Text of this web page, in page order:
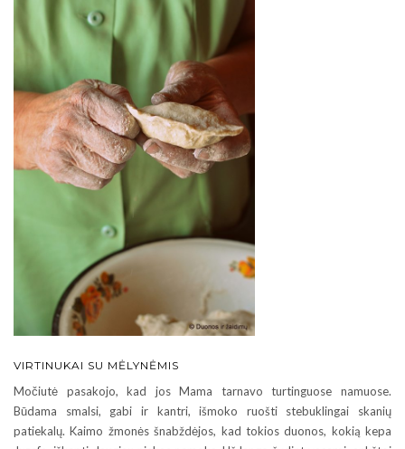
VIRTINUKAI SU MĖLYNĖMIS
Močiutė pasakojo, kad jos Mama tarnavo turtinguose namuose.
Būdama smalsi, gabi ir kantri, išmoko ruošti stebuklingai skanių
patiekalų. Kaimo žmonės šnabždėjos, kad tokios duonos, kokią kepa